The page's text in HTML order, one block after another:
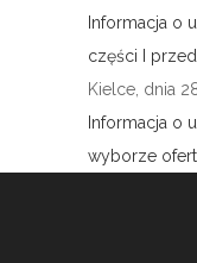
Informacja o
części I
Kielce, dnia
Informacja o
wyborze